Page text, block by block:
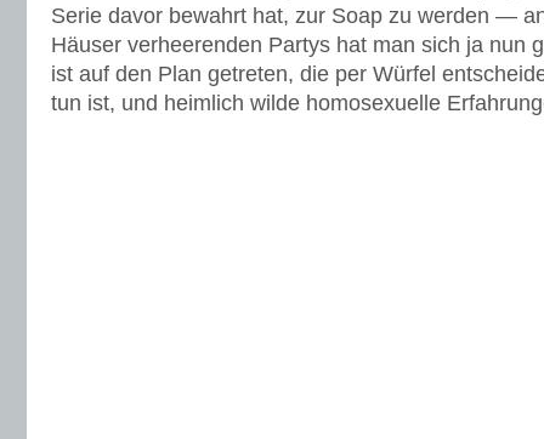
Serie davor bewahrt hat, zur Soap zu werden —
Häuser verheerenden Partys hat man sich ja nun
ist auf den Plan getreten, die per Würfel
tun ist, und heimlich wilde homosexuelle